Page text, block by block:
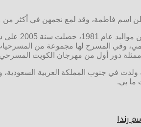
اسم فاطمة، وقد لمع نجمهن في أكثر من
وهي
أمي، وفي المسرح لها مجموعة من
دور أول من مهرجان الكويت
ما بي.
رندا